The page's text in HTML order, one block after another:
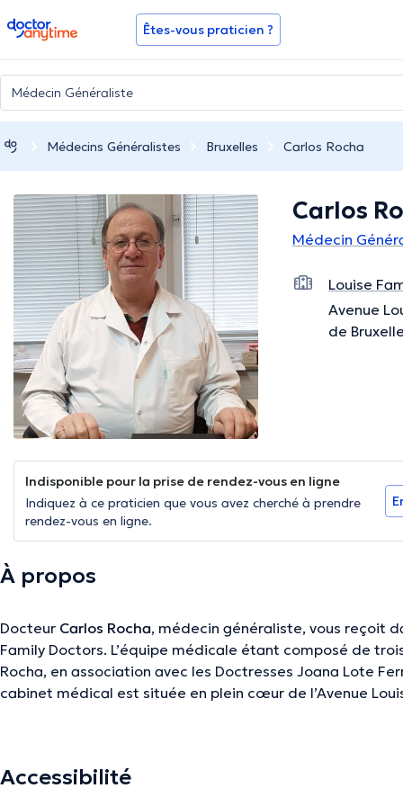
doctoranytime Êtes-vous praticien ?
Médecins Généralistes Bruxelles Carlos Rocha
Carlos
Médecin
Louise
Avenue
de
Indisponible pour la prise de rendez-vous en ligne
Indiquez à ce praticien que vous avez cherché à prendre
rendez-vous en ligne.
À propos
Docteur Carlos Rocha, médecin généraliste, vous reçoit
Family Doctors. L’équipe médicale étant composé de
Rocha, en association avec les Doctresses Joana Lote
cabinet médical est située en plein cœur de l’Avenue
d’urgence sans rendez-vous entre 9h et 12h ainsi que des
Accessibilité